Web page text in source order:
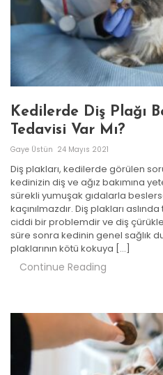
Kedilerde Diş Plağı
Tedavisi Var Mı?
Gaye Üstün 24 Mayıs 2021
Diş plakları, kedilerde görülen
kedinizin diş ve ağız bakımına
sürekli yumuşak gıdalarla
kaçınılmazdır. Diş plakları
ciddi bir problemdir ve diş
süre sonra kedinin genel sağlık
plaklarının kötü kokuya […]
Continue Reading